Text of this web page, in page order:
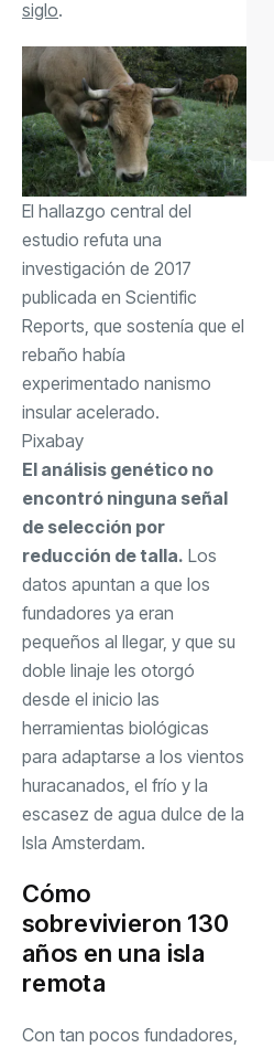
siglo.
El hallazgo central del
estudio refuta una
investigación de 2017
publicada en Scientific
Reports, que sostenía que el
rebaño había
experimentado nanismo
insular acelerado.
Pixabay
El análisis genético no
encontró ninguna señal
de selección por
reducción de talla. Los
datos apuntan a que los
fundadores ya eran
pequeños al llegar, y que su
doble linaje les otorgó
desde el inicio las
herramientas biológicas
para adaptarse a los vientos
huracanados, el frío y la
escasez de agua dulce de la
Isla Amsterdam.
Cómo
sobrevivieron 130
años en una isla
remota
Con tan pocos fundadores,